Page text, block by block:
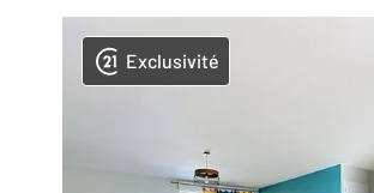
Exclusivité